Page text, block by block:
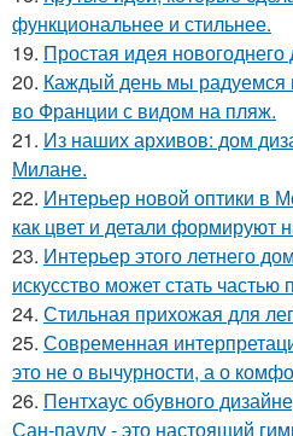
функциональнее и стильнее.
19. Простая идея новогоднего
20. Каждый день мы
во Франции с видом на пляж.
21. Из наших архивов: дом
Милане.
22. Интерьер новой оптики в
как цвет и детали формируют
23. Интерьер этого летнего
искусство может стать
24. Стильная прихожая для
25. Современная
это не о вычурности, а о
26. Пентхаус обувного
Сан-паулу - это настоящий